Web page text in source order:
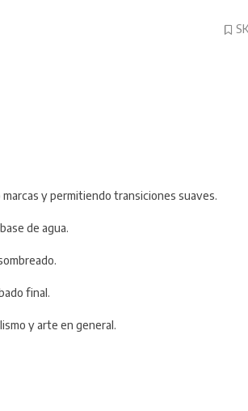
y permitiendo transiciones suaves.
de agua.
final.
y arte en general.